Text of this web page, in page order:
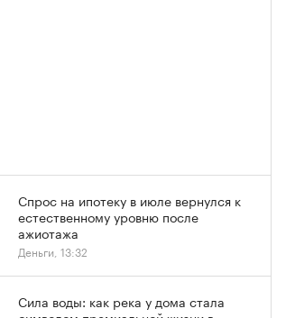
Спрос на ипотеку в июле вернулся к
естественному уровню после
ажиотажа
Деньги, 13:32
Сила воды: как река у дома стала